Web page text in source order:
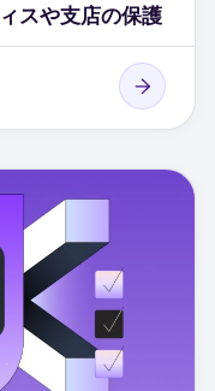
スや支店の保護